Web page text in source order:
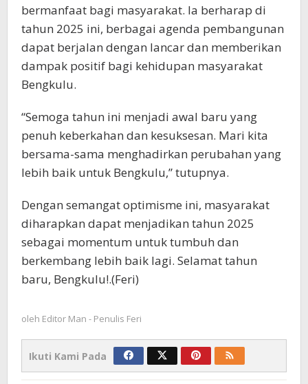
bermanfaat bagi masyarakat. Ia berharap di
tahun 2025 ini, berbagai agenda pembangunan
dapat berjalan dengan lancar dan memberikan
dampak positif bagi kehidupan masyarakat
Bengkulu.
“Semoga tahun ini menjadi awal baru yang
penuh keberkahan dan kesuksesan. Mari kita
bersama-sama menghadirkan perubahan yang
lebih baik untuk Bengkulu,” tutupnya.
Dengan semangat optimisme ini, masyarakat
diharapkan dapat menjadikan tahun 2025
sebagai momentum untuk tumbuh dan
berkembang lebih baik lagi. Selamat tahun
baru, Bengkulu!.(Feri)
oleh Editor Man - Penulis Feri
Ikuti Kami Pada